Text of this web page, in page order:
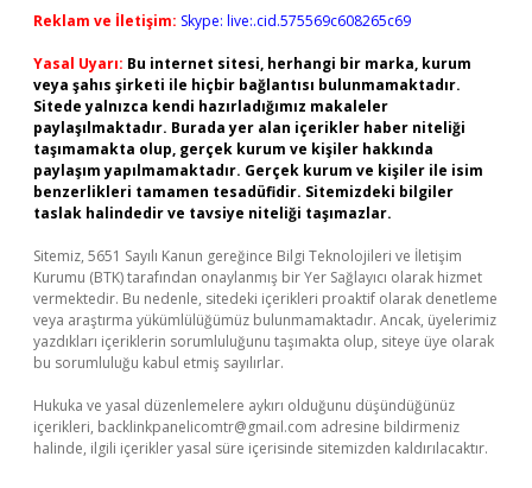
Reklam ve İletişim: Skype: live:.cid.575569c608265c69
Yasal Uyarı: Bu internet sitesi, herhangi bir marka, kurum
veya şahıs şirketi ile hiçbir bağlantısı bulunmamaktadır.
Sitede yalnızca kendi hazırladığımız makaleler
paylaşılmaktadır. Burada yer alan içerikler haber niteliği
taşımamakta olup, gerçek kurum ve kişiler hakkında
paylaşım yapılmamaktadır. Gerçek kurum ve kişiler ile isim
benzerlikleri tamamen tesadüfidir. Sitemizdeki bilgiler
taslak halindedir ve tavsiye niteliği taşımazlar.
Sitemiz, 5651 Sayılı Kanun gereğince Bilgi Teknolojileri ve İletişim
Kurumu (BTK) tarafından onaylanmış bir Yer Sağlayıcı olarak hizmet
vermektedir. Bu nedenle, sitedeki içerikleri proaktif olarak denetleme
veya araştırma yükümlülüğümüz bulunmamaktadır. Ancak, üyelerimiz
yazdıkları içeriklerin sorumluluğunu taşımakta olup, siteye üye olarak
bu sorumluluğu kabul etmiş sayılırlar.
Hukuka ve yasal düzenlemelere aykırı olduğunu düşündüğünüz
içerikleri, backlinkpanelicomtr@gmail.com adresine bildirmeniz
halinde, ilgili içerikler yasal süre içerisinde sitemizden kaldırılacaktır.